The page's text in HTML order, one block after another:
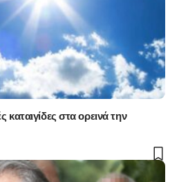
καταιγίδες στα ορεινά την